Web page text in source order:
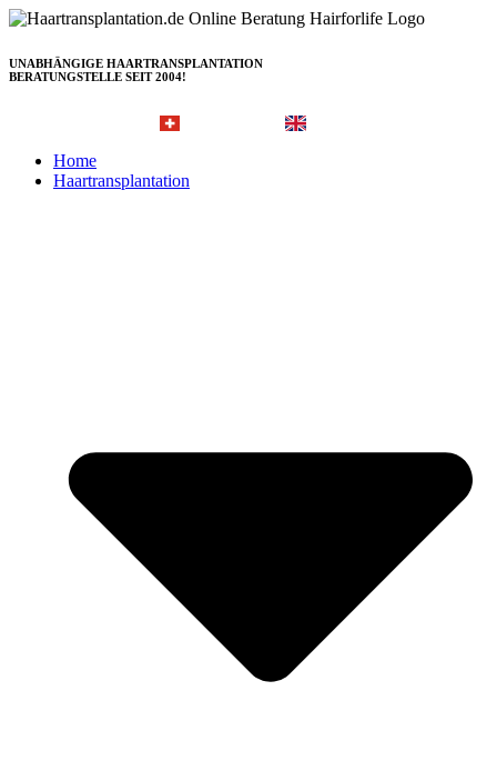
Zum
springen
UNABHÄNGIGE HAARTRANSPLANTATION
BERATUNGSTELLE SEIT 2004!
Home
Haartransplantation